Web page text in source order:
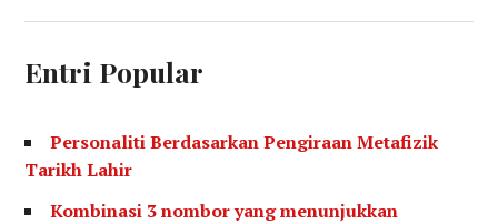
Entri Popular
Personaliti Berdasarkan Pengiraan Metafizik
Tarikh Lahir
Kombinasi 3 nombor yang menunjukkan